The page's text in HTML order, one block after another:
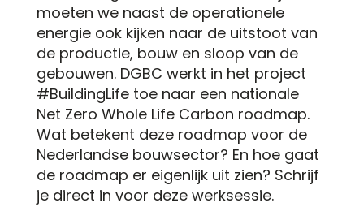
moeten we naast de operationele
energie ook kijken naar de uitstoot van
de productie, bouw en sloop van de
gebouwen. DGBC werkt in het project
#BuildingLife toe naar een nationale
Net Zero Whole Life Carbon roadmap.
Wat betekent deze roadmap voor de
Nederlandse bouwsector? En hoe gaat
de roadmap er eigenlijk uit zien? Schrijf
je direct in voor deze werksessie.